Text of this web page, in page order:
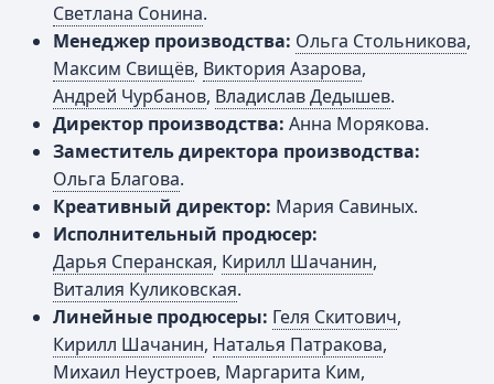
Светлана Сонина.
Менеджер производства: Ольга Стольникова,
Максим Свищёв, Виктория Азарова,
Андрей Чурбанов, Владислав Дедышев.
Директор производства: Анна Морякова.
Заместитель директора производства:
Ольга Благова.
Креативный директор: Мария Савиных.
Исполнительный продюсер:
Дарья Сперанская, Кирилл Шачанин,
Виталия Куликовская.
Линейные продюсеры: Геля Скитович,
Кирилл Шачанин, Наталья Патракова,
Михаил Неустроев, Маргарита Ким,